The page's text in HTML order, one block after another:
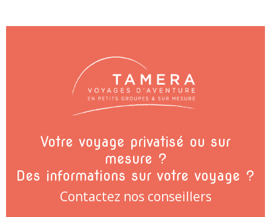
Votre voyage privatisé ou sur
mesure ?
Des informations sur votre voyage ?
Contactez nos conseillers